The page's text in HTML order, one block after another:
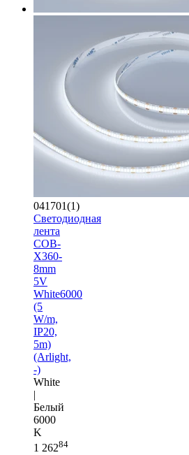
041701(1)
Светодиодная
лента
COB-
X360-
8mm
5V
White6000
(5
W/m,
IP20,
5m)
(Arlight,
-)
White
|
Белый
6000
K
1 26284